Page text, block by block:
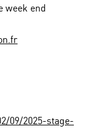
week end
09/2025-stage-